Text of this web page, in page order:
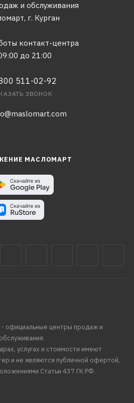
и обслуживания
г. Курган
контакт-центра
до 21:00
511-02-92
ЗВОНОК
МАСЛОМАРТ
официальные центры продаж и
обслуживания.
услугах и стоимости имеют
и не являются публичной офертой,
Статьи 437 ГК РФ.